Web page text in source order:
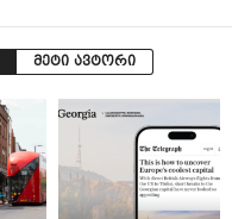
მეტი ავტორი